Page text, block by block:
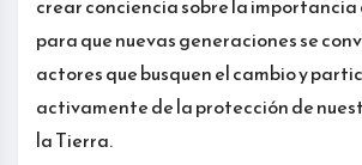
crear conciencia sobre la
para que nuevas generaciones se
actores que busquen el cambio y
activamente de la protección de
la Tierra.